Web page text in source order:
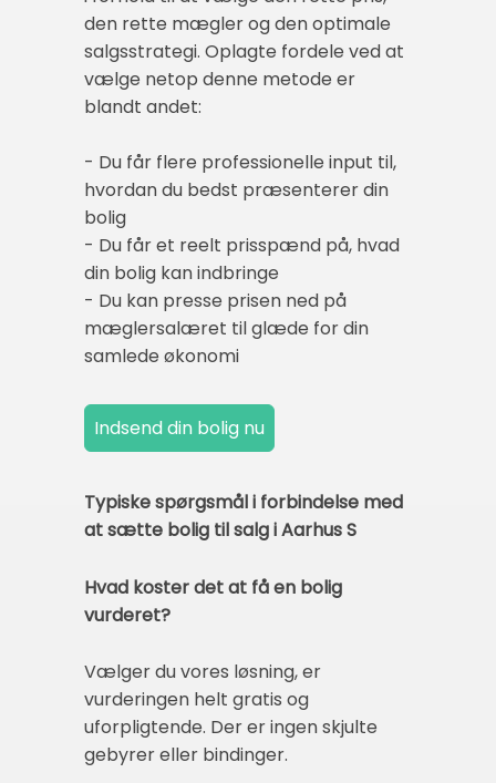
den rette mægler og den optimale
salgsstrategi. Oplagte fordele ved at
vælge netop denne metode er
blandt andet:
- Du får flere professionelle input til,
hvordan du bedst præsenterer din
bolig
- Du får et reelt prisspænd på, hvad
din bolig kan indbringe
- Du kan presse prisen ned på
mæglersalæret til glæde for din
samlede økonomi
Typiske spørgsmål i forbindelse med
at sætte bolig til salg i Aarhus S
Hvad koster det at få en bolig
vurderet?
Vælger du vores løsning, er
vurderingen helt gratis og
uforpligtende. Der er ingen skjulte
gebyrer eller bindinger.